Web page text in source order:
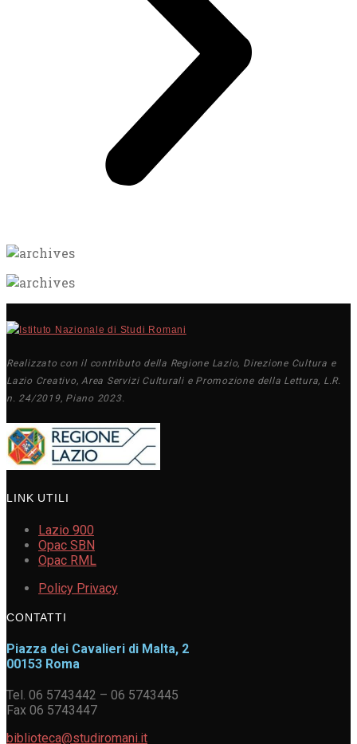
Realizzato con il contributo della Regione Lazio, Direzione Cultura e
Lazio Creativo, Area Servizi Culturali e Promozione della Lettura, L.R.
n. 24/2019, Piano 2023.
LINK UTILI
Lazio 900
Opac SBN
Opac RML
Policy Privacy
CONTATTI
Piazza dei Cavalieri di Malta, 2
00153 Roma
Tel. 06 5743442 – 06 5743445
Fax 06 5743447
biblioteca@studiromani.it